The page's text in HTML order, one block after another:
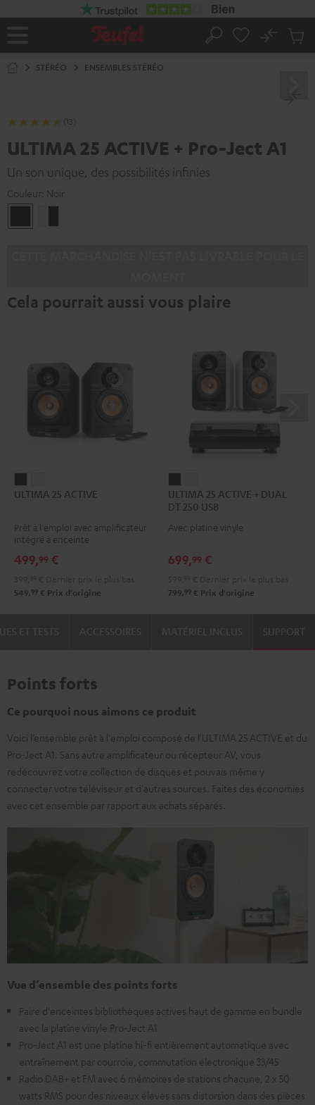
Page
Rechercher
No
STÉRÉO ENSEMBLES STÉRÉO
(13)
ULTIMA 25 ACTIVE + Pro-Ject A1
Un son unique, des possibilités infinies
Couleur: Noir
Cela pourrait aussi vous plaire
25
Night
Black
25
Pure
ULTIMA 25 ACTIVE
Prêt à l'emploi avec amplificateur
intégré à enceinte
499,99 €
549, 99 € Prix d'origine
25
ACTIVE
+
DT
USB
25
ACTIVE
+
DT
USB
ULTIMA 25 ACTIVE + DUAL
DT 250 USB
Avec platine vinyle
699,99 €
799, 99 € Prix d'origine
SUPPORT
Points forts
Ce pourquoi nous aimons ce produit
Voici l’ensemble prêt à l'emploi composé de l'ULTIMA 25 ACTIVE et du
Pro-Ject A1. Sans autre amplificateur ou récepteur AV, vous
redécouvrez votre collection de disques et pouvais même y
connecter votre téléviseur et d'autres sources. Faites des économies
avec cet ensemble par rapport aux achats séparés.
Vue d’ensemble des points forts
Paire d'enceintes bibliothèques actives haut de gamme en bundle
avec la platine vinyle Pro-Ject A1
Pro-Ject A1 est une platine hi-fi entièrement automatique avec
entraînement par courroie, commutation électronique 33/45
Radio DAB+ et FM avec 6 mémoires de stations chacune, 2 x 50
watts RMS pour des niveaux élevés sans distorsion dans des pièces